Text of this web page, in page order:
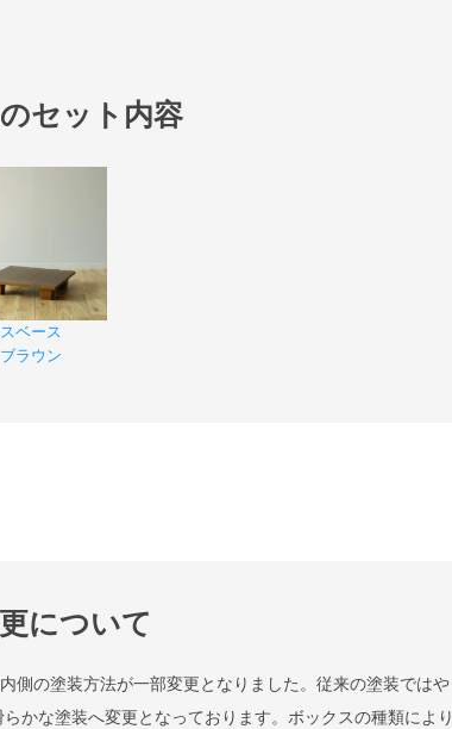
セット内容
ベース
ラウン
について
側の塗装方法が一部変更となりました。従来の塗装ではや
かな塗装へ変更となっております。ボックスの種類により